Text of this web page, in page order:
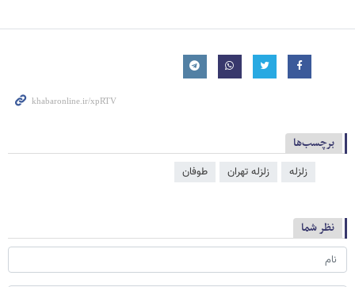
برچسب‌ها
زلزله زلزله تهران طوفان
نظر شما